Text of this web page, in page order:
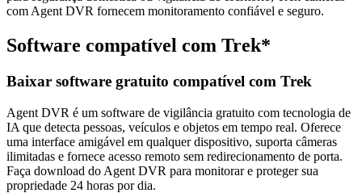
com Agent DVR fornecem monitoramento confiável e seguro.
Software compatível com Trek*
Baixar software gratuito compatível com Trek
Agent DVR é um software de vigilância gratuito com tecnologia de
IA que detecta pessoas, veículos e objetos em tempo real. Oferece
uma interface amigável em qualquer dispositivo, suporta câmeras
ilimitadas e fornece acesso remoto sem redirecionamento de porta.
Faça download do Agent DVR para monitorar e proteger sua
propriedade 24 horas por dia.